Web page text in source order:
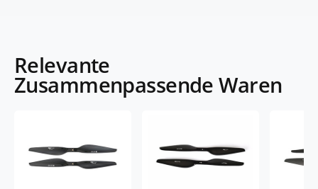
Relevante
Zusammenpassende Waren